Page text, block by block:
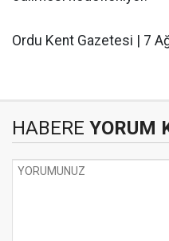
Ordu Kent Gazetesi | 7
HABERE YORUM